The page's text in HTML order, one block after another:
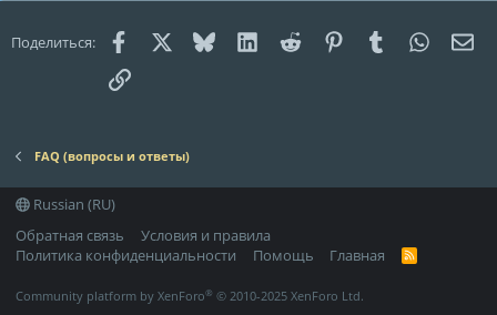
Поделиться: FacebookX (Twitter)
Bluesky LinkedInReddit PinterestTumblr
Ссылка
FAQ (вопросы и ответы)
Russian (RU)
Обратная связь
Условия и правила
Политика конфиденциальности
Помощь Главная
R
Community platform by XenForo® © 2010-2025 XenForo Ltd.